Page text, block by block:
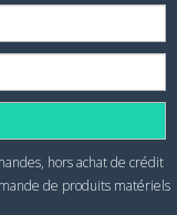
hors achat de crédit
de produits matériels